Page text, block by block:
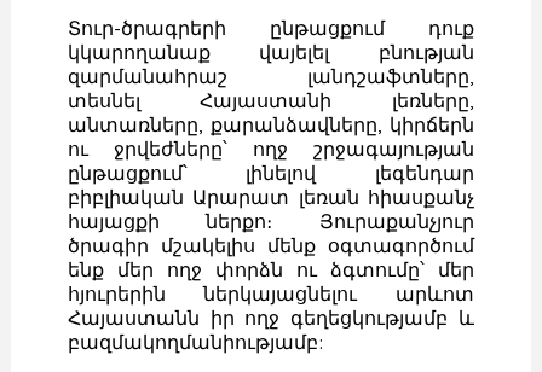
Տուր-ծրագրերի ընթացքում դուք
կկարողանաք վայելել բնության
զարմանահրաշ լանդշաֆտները,
տեսնել Հայաստանի լեռները,
անտառները, քարանձավները, կիրճերն
ու ջրվեժները՝ ողջ շրջագայության
ընթացքում՝ լինելով լեգենդար
բիբլիական Արարատ լեռան հիասքանչ
հայացքի ներքո։ Յուրաքանչյուր
ծրագիր մշակելիս մենք օգտագործում
ենք մեր ողջ փորձն ու ձգտումը՝ մեր
հյուրերին ներկայացնելու արևոտ
Հայաստանն իր ողջ գեղեցկությամբ և
բազմակողմանիությամբ: